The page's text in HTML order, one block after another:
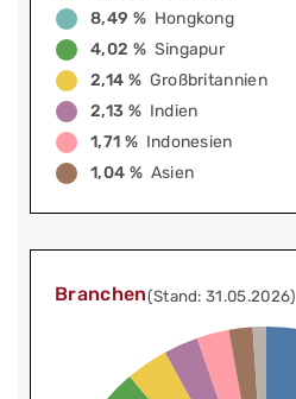
8,49 % Hongkong
4,02 % Singapur
2,14 % Großbritannien
2,13 % Indien
1,71 % Indonesien
1,04 % Asien
Branchen(Stand: 31.05.2026)